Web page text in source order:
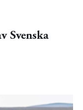
Svenska